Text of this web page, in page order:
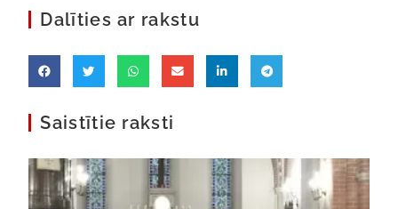
Dalīties ar rakstu
Saistītie raksti